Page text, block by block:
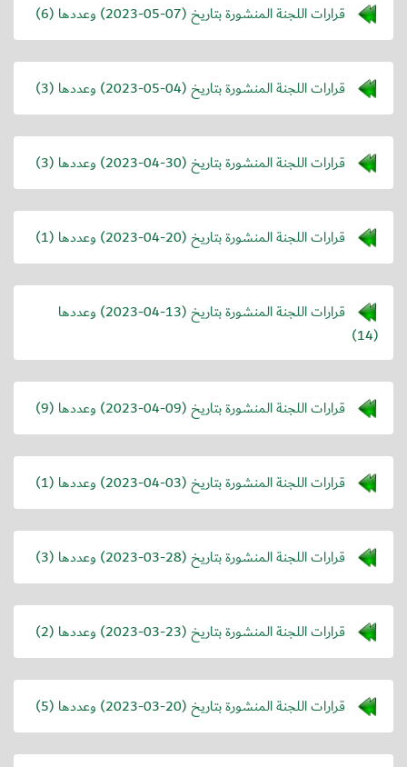
قرارات اللجنة المنشورة بتاريخ (2023-05-07) وعددها (6)
قرارات اللجنة المنشورة بتاريخ (2023-05-04) وعددها (3)
قرارات اللجنة المنشورة بتاريخ (2023-04-30) وعددها (3)
قرارات اللجنة المنشورة بتاريخ (2023-04-20) وعددها (1)
قرارات اللجنة المنشورة بتاريخ (2023-04-13) وعددها
(14)
قرارات اللجنة المنشورة بتاريخ (2023-04-09) وعددها (9)
قرارات اللجنة المنشورة بتاريخ (2023-04-03) وعددها (1)
قرارات اللجنة المنشورة بتاريخ (2023-03-28) وعددها (3)
قرارات اللجنة المنشورة بتاريخ (2023-03-23) وعددها (2)
قرارات اللجنة المنشورة بتاريخ (2023-03-20) وعددها (5)